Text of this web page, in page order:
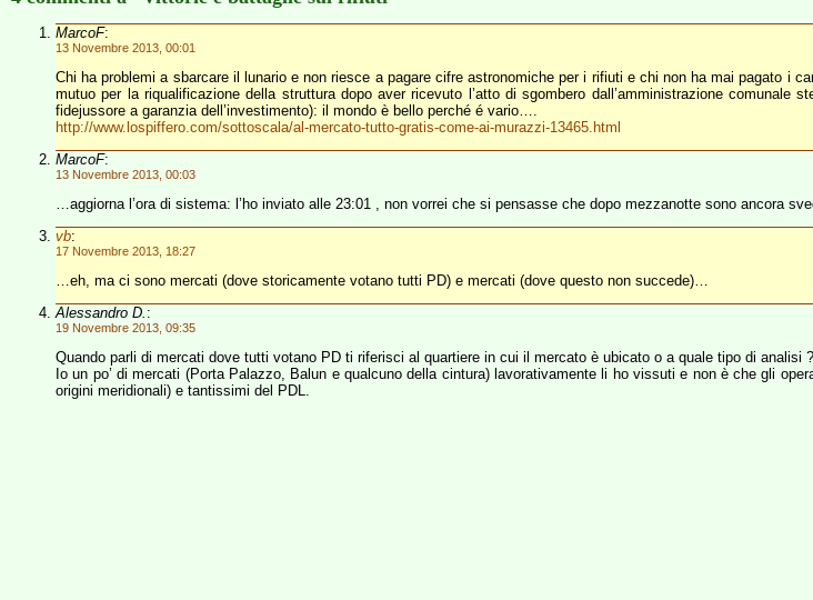
MarcoF:
13 Novembre 2013, 00:01
Chi ha problemi a sbarcare il lunario e non riesce a pagare cifre astronomiche per i rifiuti e chi non ha mai pagato i
mutuo per la riqualificazione della struttura dopo aver ricevuto l’atto di sgombero dall’amministrazione comunale
fidejussore a garanzia dell’investimento): il mondo è bello perché é vario….
http://www.lospiffero.com/sottoscala/al-mercato-tutto-gratis-come-ai-murazzi-13465.html
MarcoF:
13 Novembre 2013, 00:03
…aggiorna l’ora di sistema: l’ho inviato alle 23:01 , non vorrei che si pensasse che dopo mezzanotte sono ancora
vb:
17 Novembre 2013, 18:27
…eh, ma ci sono mercati (dove storicamente votano tutti PD) e mercati (dove questo non succede)…
Alessandro D. :
19 Novembre 2013, 09:35
Quando parli di mercati dove tutti votano PD ti riferisci al quartiere in cui il mercato è ubicato o a quale tipo di analisi ?
Io un po’ di mercati (Porta Palazzo, Balun e qualcuno della cintura) lavorativamente li ho vissuti e non è che gli
origini meridionali) e tantissimi del PDL.